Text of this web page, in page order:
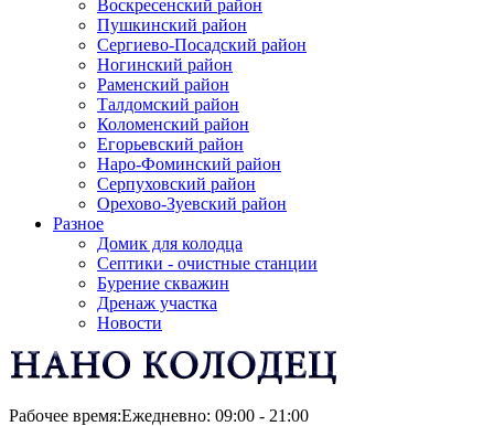
Воскресенский район
Пушкинский район
Сергиево-Посадский район
Ногинский район
Раменский район
Талдомский район
Коломенский район
Егорьевский район
Наро-Фоминский район
Серпуховский район
Орехово-Зуевский район
Разное
Домик для колодца
Септики - очистные станции
Бурение скважин
Дренаж участка
Новости
Рабочее время:Ежедневно: 09:00 - 21:00